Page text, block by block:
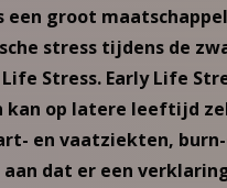
een groot
stress tijdens de
Stress. Early Life
kan op latere leeftijd
en vaatziekten,
dat er een